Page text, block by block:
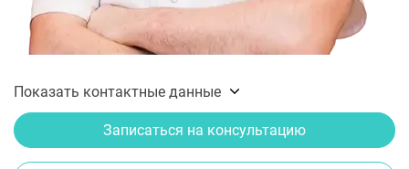
Показать контактные данные
Записаться на консультацию